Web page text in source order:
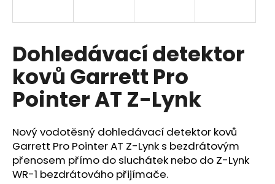
Dohledávací detektor
kovů Garrett Pro
Pointer AT Z-Lynk
Nový vodotěsný dohledávací detektor kovů
Garrett Pro Pointer AT Z-Lynk s bezdrátovým
přenosem přímo do sluchátek nebo do Z-Lynk
WR-1 bezdrátováho přijímače.
í
t
?
HLEDAT